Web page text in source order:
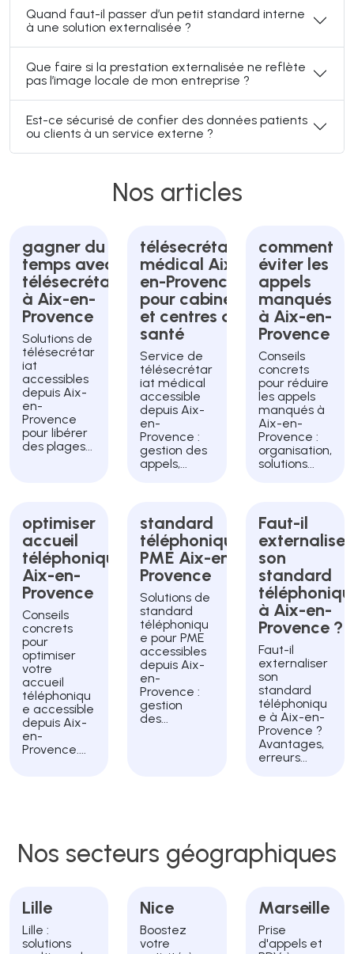
Quand faut-il passer d’un petit standard interne
à une solution externalisée ?
Que faire si la prestation externalisée ne reflète
pas l’image locale de mon entreprise ?
Est-ce sécurisé de confier des données patients
ou clients à un service externe ?
Nos articles
gagner du
temps avec un
télésecrétariat
à Aix-en-
Provence
Solutions de
télésecrétar
iat
accessibles
depuis Aix-
en-
Provence
pour libérer
des plages...
télésecrétariat
médical Aix-
en-Provence
pour cabinets
et centres de
santé
Service de
télésecrétar
iat médical
accessible
depuis Aix-
en-
Provence :
gestion des
appels,...
comment
éviter les
appels
manqués
à Aix-en-
Provence
Conseils
concrets
pour réduire
les appels
manqués à
Aix-en-
Provence :
organisation,
solutions...
optimiser
accueil
téléphonique
Aix-en-
Provence
Conseils
concrets
pour
optimiser
votre
accueil
téléphoniqu
e accessible
depuis Aix-
en-
Provence....
standard
téléphonique
PME Aix-en-
Provence
Solutions de
standard
téléphoniqu
e pour PME
accessibles
depuis Aix-
en-
Provence :
gestion
des...
Faut-il
externaliser
son
standard
à Aix-en-
Provence ?
Faut-il
externaliser
son
standard
téléphoniqu
e à Aix-en-
Provence ?
Avantages,
erreurs...
Nos secteurs géographiques
Lille
Lille :
solutions
Nice
Boostez
votre
Marseille
Prise
d'appels et